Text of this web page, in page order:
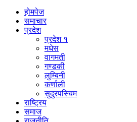
होमपेज
समाचार
प्रदेश
प्रदेश १
मधेस
वागमती
गण्डकी
लुम्बिनी
कर्णाली
सुदुरपस्चिम
राष्ट्रिय
समाज